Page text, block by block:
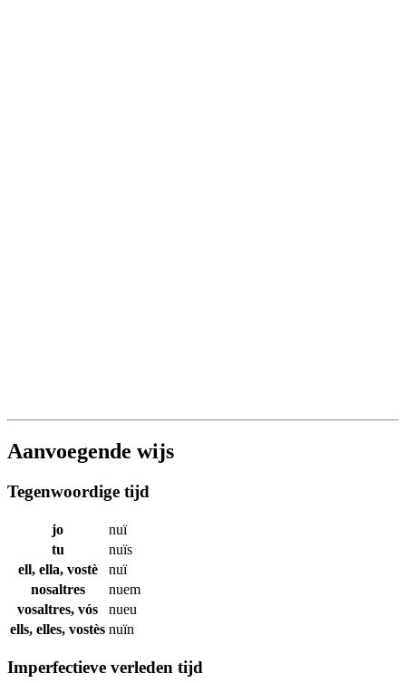
Aanvoegende wijs
Tegenwoordige tijd
jo
nuï
tu
nuïs
ell, ella, vostè
nuï
nosaltres
nuem
vosaltres, vós
nueu
ells, elles, vostès nuïn
Imperfectieve verleden tijd